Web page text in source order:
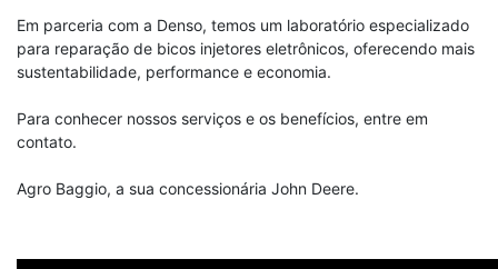
Em parceria com a Denso, temos um laboratório especializado
para reparação de bicos injetores eletrônicos, oferecendo mais
sustentabilidade, performance e economia.
Para conhecer nossos serviços e os benefícios, entre em
contato.
Agro Baggio, a sua concessionária John Deere.